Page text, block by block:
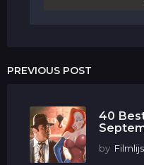
PREVIOUS POST
40
by